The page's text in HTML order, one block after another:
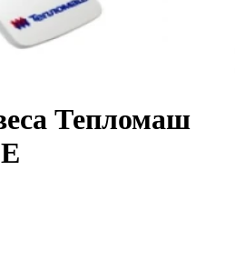
Тепломаш